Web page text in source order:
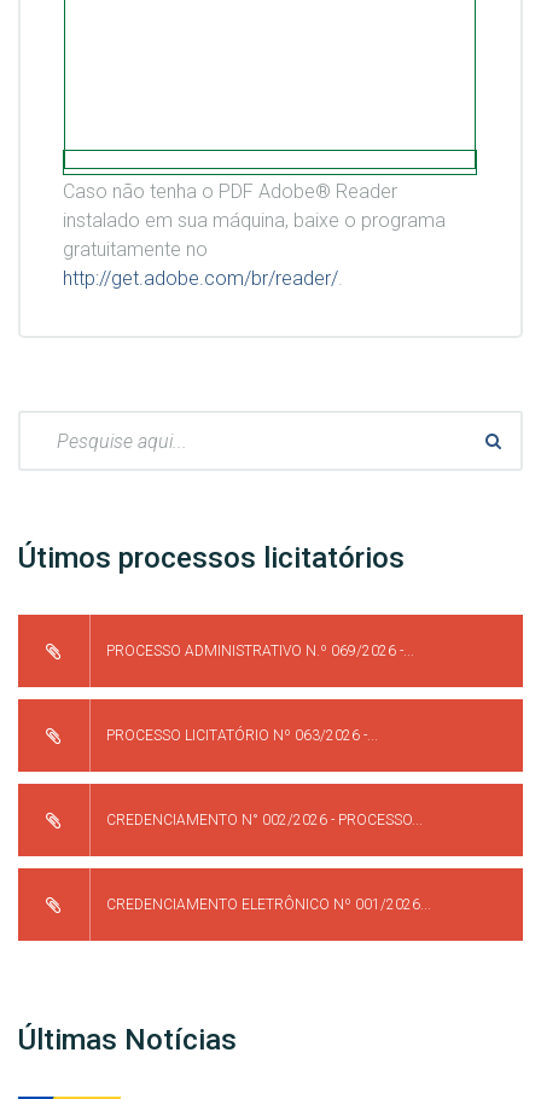
Caso não tenha o PDF Adobe® Reader
instalado em sua máquina, baixe o programa
gratuitamente no
http://get.adobe.com/br/reader/.
Útimos processos licitatórios
PROCESSO ADMINISTRATIVO N.º 069/2026 -...
PROCESSO LICITATÓRIO Nº 063/2026 -...
CREDENCIAMENTO N° 002/2026 - PROCESSO...
CREDENCIAMENTO ELETRÔNICO Nº 001/2026...
Últimas Notícias